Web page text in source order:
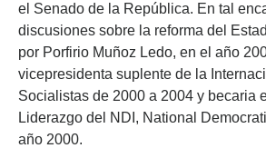
el Senado de la República. En tal
discusiones sobre la reforma del
por Porfirio Muñoz Ledo, en el año
vicepresidenta suplente de la
Socialistas de 2000 a 2004 y becaria
Liderazgo del NDI, National
año 2000.